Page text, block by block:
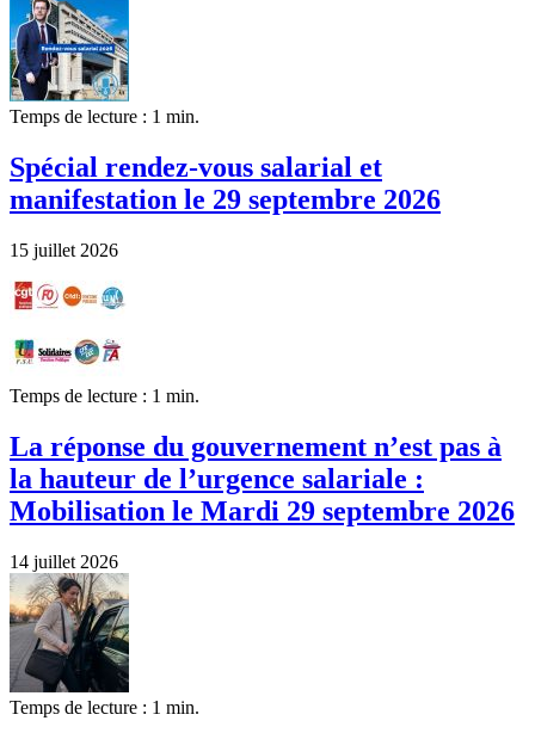
Temps de lecture : 1 min.
Spécial rendez-vous salarial et
manifestation le 29 septembre 2026
15 juillet 2026
Temps de lecture : 1 min.
La réponse du gouvernement n’est pas à
la hauteur de l’urgence salariale :
Mobilisation le Mardi 29 septembre 2026
14 juillet 2026
Temps de lecture : 1 min.